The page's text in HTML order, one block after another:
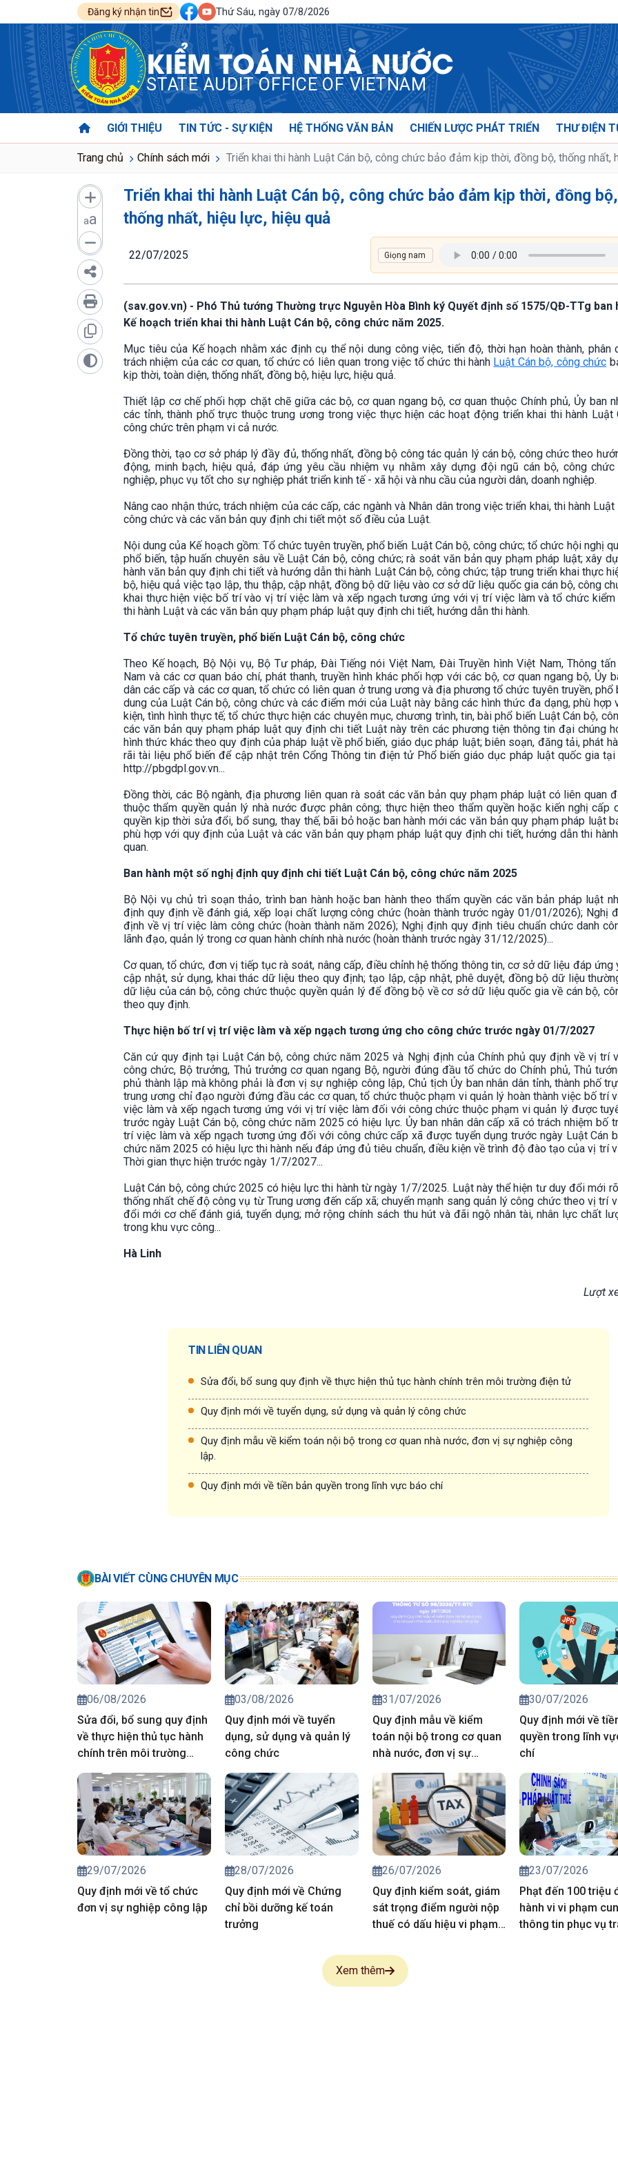
Đăng ký nhận tin Thứ Sáu, ngày 07/8/2026
KIỂM TOÁN NHÀ NƯỚC
STATE AUDIT OFFICE OF VIETNAM
GIỚI THIỆU TIN TỨC - SỰ KIỆN HỆ THỐNG VĂN BẢN CHIẾN LƯỢC PHÁT TRIỂN THƯ ĐIỆN
Trang chủ Chính sách mới Triển khai thi hành Luật Cán bộ, công chức bảo đảm kịp thời, đồng bộ, thống nhất,
aa
Triển khai thi hành Luật Cán bộ, công chức bảo đảm kịp thời, đồng bộ,
thống nhất, hiệu lực, hiệu quả
22/07/2025
(sav.gov.vn) - Phó Thủ tướng Thường trực Nguyễn Hòa Bình ký Quyết định số 1575/QĐ-TTg ban
Kế hoạch triển khai thi hành Luật Cán bộ, công chức năm 2025.
Mục tiêu của Kế hoạch nhằm xác định cụ thể nội dung công việc, tiến độ, thời hạn hoàn thành, phân
trách nhiệm của các cơ quan, tổ chức có liên quan trong việc tổ chức thi hành Luật Cán bộ, công chức
kịp thời, toàn diện, thống nhất, đồng bộ, hiệu lực, hiệu quả.
Thiết lập cơ chế phối hợp chặt chẽ giữa các bộ, cơ quan ngang bộ, cơ quan thuộc Chính phủ, Ủy ban
các tỉnh, thành phố trực thuộc trung ương trong việc thực hiện các hoạt động triển khai thi hành Luật
công chức trên phạm vi cả nước.
Đồng thời, tạo cơ sở pháp lý đầy đủ, thống nhất, đồng bộ công tác quản lý cán bộ, công chức theo
động, minh bạch, hiệu quả, đáp ứng yêu cầu nhiệm vụ nhằm xây dựng đội ngũ cán bộ, công chức
nghiệp, phục vụ tốt cho sự nghiệp phát triển kinh tế - xã hội và nhu cầu của người dân, doanh nghiệp.
Nâng cao nhận thức, trách nhiệm của các cấp, các ngành và Nhân dân trong việc triển khai, thi hành Luật
công chức và các văn bản quy định chi tiết một số điều của Luật.
Nội dung của Kế hoạch gồm: Tổ chức tuyên truyền, phổ biến Luật Cán bộ, công chức; tổ chức hội nghị
phổ biến, tập huấn chuyên sâu về Luật Cán bộ, công chức; rà soát văn bản quy phạm pháp luật; xây
hành văn bản quy định chi tiết và hướng dẫn thi hành Luật Cán bộ, công chức; tập trung triển khai thực
bộ, hiệu quả việc tạo lập, thu thập, cập nhật, đồng bộ dữ liệu vào cơ sở dữ liệu quốc gia cán bộ, công
khai thực hiện việc bố trí vào vị trí việc làm và xếp ngạch tương ứng với vị trí việc làm và tổ chức kiểm
thi hành Luật và các văn bản quy phạm pháp luật quy định chi tiết, hướng dẫn thi hành.
Tổ chức tuyên truyền, phổ biến Luật Cán bộ, công chức
Theo Kế hoạch, Bộ Nội vụ, Bộ Tư pháp, Đài Tiếng nói Việt Nam, Đài Truyền hình Việt Nam, Thông
Nam và các cơ quan báo chí, phát thanh, truyền hình khác phối hợp với các bộ, cơ quan ngang bộ, Ủy
dân các cấp và các cơ quan, tổ chức có liên quan ở trung ương và địa phương tổ chức tuyên truyền, phổ
dung của Luật Cán bộ, công chức và các điểm mới của Luật này bằng các hình thức đa dạng, phù hợp
kiện, tình hình thực tế; tổ chức thực hiện các chuyên mục, chương trình, tin, bài phổ biến Luật Cán bộ,
các văn bản quy phạm pháp luật quy định chi tiết Luật này trên các phương tiện thông tin đại chúng
hình thức khác theo quy định của pháp luật về phổ biến, giáo dục pháp luật; biên soạn, đăng tải, phát
rãi tài liệu phổ biến để cập nhật trên Cổng Thông tin điện tử Phổ biến giáo dục pháp luật quốc gia tại
http://pbgdpl.gov.vn...
Đồng thời, các Bộ ngành, địa phương liên quan rà soát các văn bản quy phạm pháp luật có liên quan
thuộc thẩm quyền quản lý nhà nước được phân công; thực hiện theo thẩm quyền hoặc kiến nghị cấp
quyền kịp thời sửa đổi, bổ sung, thay thế, bãi bỏ hoặc ban hành mới các văn bản quy phạm pháp luật
phù hợp với quy định của Luật và các văn bản quy phạm pháp luật quy định chi tiết, hướng dẫn thi
quan.
Ban hành một số nghị định quy định chi tiết Luật Cán bộ, công chức năm 2025
Bộ Nội vụ chủ trì soạn thảo, trình ban hành hoặc ban hành theo thẩm quyền các văn bản pháp luật
định quy định về đánh giá, xếp loại chất lượng công chức (hoàn thành trước ngày 01/01/2026); Nghị
định về vị trí việc làm công chức (hoàn thành năm 2026); Nghị định quy định tiêu chuẩn chức danh
lãnh đạo, quản lý trong cơ quan hành chính nhà nước (hoàn thành trước ngày 31/12/2025)...
Cơ quan, tổ chức, đơn vị tiếp tục rà soát, nâng cấp, điều chỉnh hệ thống thông tin, cơ sở dữ liệu đáp ứng
cập nhật, sử dụng, khai thác dữ liệu theo quy định; tạo lập, cập nhật, phê duyệt, đồng bộ dữ liệu
dữ liệu của cán bộ, công chức thuộc quyền quản lý để đồng bộ về cơ sở dữ liệu quốc gia về cán bộ,
theo quy định.
Thực hiện bố trí vị trí việc làm và xếp ngạch tương ứng cho công chức trước ngày 01/7/2027
Căn cứ quy định tại Luật Cán bộ, công chức năm 2025 và Nghị định của Chính phủ quy định về vị trí
công chức, Bộ trưởng, Thủ trưởng cơ quan ngang Bộ, người đúng đầu tổ chức do Chính phủ, Thủ
phủ thành lập mà không phải là đơn vị sự nghiệp công lập, Chủ tịch Ủy ban nhân dân tỉnh, thành phố
trung ương chỉ đạo người đứng đầu các cơ quan, tổ chức thuộc phạm vi quản lý hoàn thành việc bố trí
việc làm và xếp ngạch tương ứng với vị trí việc làm đối với công chức thuộc phạm vi quản lý được
trước ngày Luật Cán bộ, công chức năm 2025 có hiệu lực. Ủy ban nhân dân cấp xã có trách nhiệm bố
trí việc làm và xếp ngạch tương ứng đối với công chức cấp xã được tuyển dụng trước ngày Luật Cán
chức năm 2025 có hiệu lực thi hành nếu đáp ứng đủ tiêu chuẩn, điều kiện về trình độ đào tạo của vị trí
Thời gian thực hiện trước ngày 1/7/2027...
Luật Cán bộ, công chức 2025 có hiệu lực thi hành từ ngày 1/7/2025. Luật này thể hiện tư duy đổi mới
thống nhất chế độ công vụ từ Trung ương đến cấp xã; chuyển mạnh sang quản lý công chức theo vị trí
đổi mới cơ chế đánh giá, tuyển dụng; mở rộng chính sách thu hút và đãi ngộ nhân tài, nhân lực chất
trong khu vực công...
Hà Linh
Lượt
TIN LIÊN QUAN
Sửa đổi, bổ sung quy định về thực hiện thủ tục hành chính trên môi trường điện tử
Quy định mới về tuyển dụng, sử dụng và quản lý công chức
Quy định mẫu về kiểm toán nội bộ trong cơ quan nhà nước, đơn vị sự nghiệp công
lập.
Quy định mới về tiền bản quyền trong lĩnh vực báo chí
BÀI VIẾT CÙNG CHUYÊN MỤC
06/08/2026
Sửa đổi, bổ sung quy định
về thực hiện thủ tục hành
chính trên môi trường
điện tử
03/08/2026
Quy định mới về tuyển
dụng, sử dụng và quản lý
công chức
31/07/2026
Quy định mẫu về kiểm
toán nội bộ trong cơ quan
nhà nước, đơn vị sự
nghiệp công lập.
30/07/2026
Quy định mới về
quyền trong lĩnh
chí
29/07/2026
Quy định mới về tổ chức
đơn vị sự nghiệp công lập
28/07/2026
Quy định mới về Chứng
chỉ bồi dưỡng kế toán
trưởng
26/07/2026
Quy định kiểm soát, giám
sát trọng điểm người nộp
thuế có dấu hiệu vi phạm
23/07/2026
Phạt đến 100 triệu
hành vi vi phạm
thông tin phục vụ
Xem thêm